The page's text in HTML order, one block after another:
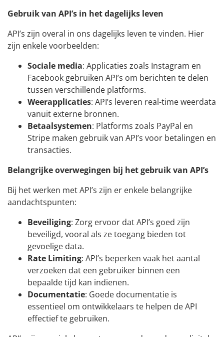
Gebruik van API’s in het dagelijks leven
API’s zijn overal in ons dagelijks leven te vinden. Hier
zijn enkele voorbeelden:
Sociale media: Applicaties zoals Instagram en
Facebook gebruiken API’s om berichten te delen
tussen verschillende platforms.
Weerapplicaties: API’s leveren real-time weerdata
vanuit externe bronnen.
Betaalsystemen: Platforms zoals PayPal en
Stripe maken gebruik van API’s voor betalingen en
transacties.
Belangrijke overwegingen bij het gebruik van API’s
Bij het werken met API’s zijn er enkele belangrijke
aandachtspunten:
Beveiliging: Zorg ervoor dat API’s goed zijn
beveiligd, vooral als ze toegang bieden tot
gevoelige data.
Rate Limiting: API’s beperken vaak het aantal
verzoeken dat een gebruiker binnen een
bepaalde tijd kan indienen.
Documentatie: Goede documentatie is
essentieel om ontwikkelaars te helpen de API
effectief te gebruiken.